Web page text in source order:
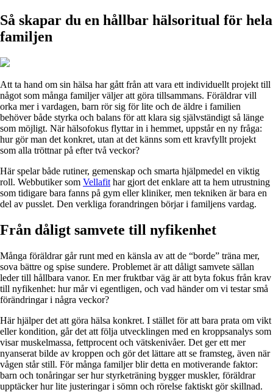
Så skapar du en hållbar hälsoritual för hela
familjen
Att ta hand om sin hälsa har gått från att vara ett individuellt projekt till
något som många familjer väljer att göra tillsammans. Föräldrar vill
orka mer i vardagen, barn rör sig för lite och de äldre i familien
behöver både styrka och balans för att klara sig självständigt så länge
som möjligt. När hälsofokus flyttar in i hemmet, uppstår en ny fråga:
hur gör man det konkret, utan at det känns som ett kravfyllt projekt
som alla tröttnar på efter två veckor?
Här spelar både rutiner, gemenskap och smarta hjälpmedel en viktig
roll. Webbutiker som Vellafit har gjort det enklare att ta hem utrustning
som tidigare bara fanns på gym eller kliniker, men tekniken är bara en
del av pusslet. Den verkliga forandringen börjar i familjens vardag.
Från dåligt samvete till nyfikenhet
Många föräldrar går runt med en känsla av att de “borde” träna mer,
sova bättre og spise sundere. Problemet är att dåligt samvete sällan
leder till hållbara vanor. En mer fruktbar väg är att byta fokus från krav
till nyfikenhet: hur mår vi egentligen, och vad händer om vi testar små
förändringar i några veckor?
Här hjälper det att göra hälsa konkret. I stället för att bara prata om vikt
eller kondition, går det att följa utvecklingen med en kroppsanalys som
visar muskelmassa, fettprocent och vätskenivåer. Det ger ett mer
nyanserat bilde av kroppen och gör det lättare att se framsteg, även när
vågen står still. För många familjer blir detta en motiverande faktor:
barn och tonåringar ser hur styrketräning bygger muskler, föräldrar
upptäcker hur lite justeringar i sömn och rörelse faktiskt gör skillnad.